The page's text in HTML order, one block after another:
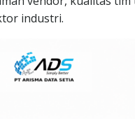
industri.